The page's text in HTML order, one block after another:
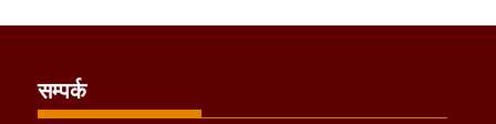
सम्पर्क